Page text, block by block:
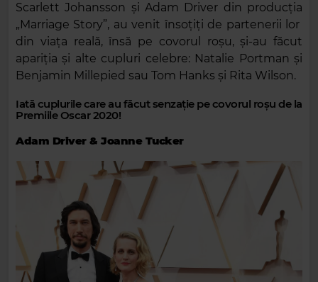
Scarlett Johansson și Adam Driver din producția
„Marriage Story”, au venit însoțiți de partenerii lor
din viața reală, însă pe covorul roșu, și-au făcut
apariția și alte cupluri celebre: Natalie Portman și
Benjamin Millepied sau Tom Hanks și Rita Wilson.
Iată cuplurile care au făcut senzație pe covorul roșu de la
Premiile Oscar 2020!
Adam Driver & Joanne Tucker